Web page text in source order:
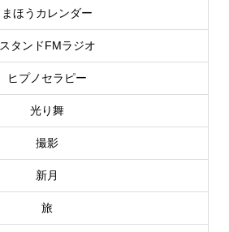
まほうカレンダー
スタンドFMラジオ
ヒプノセラピー
光り舞
撮影
新月
旅